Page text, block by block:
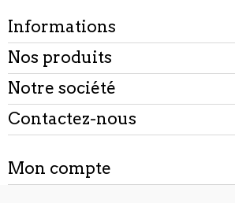
Informations
Nos produits
Notre société
Contactez-nous
Mon compte